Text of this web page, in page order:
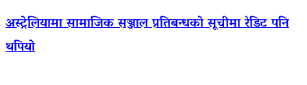
अस्ट्रेलियामा सामाजिक सञ्जाल प्रतिबन्धको सूचीमा रेडिट पनि
थपियो